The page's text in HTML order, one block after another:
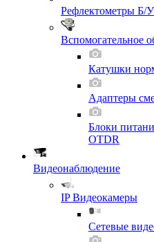
Рефлектометры Б/У
Вспомогательное
Катушки
Адаптеры
Блоки
OTDR
Видеонаблюдение
IP Видеокамеры
Сетевые